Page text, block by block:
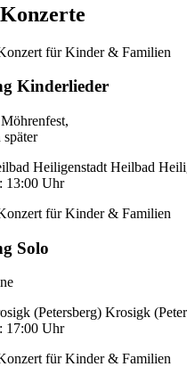
für Kinder & Familien
Kinderlieder
Heiligenstadt Heilbad
13:00 Uhr
für Kinder & Familien
Solo
(Petersberg) Krosigk
17:00 Uhr
für Kinder & Familien